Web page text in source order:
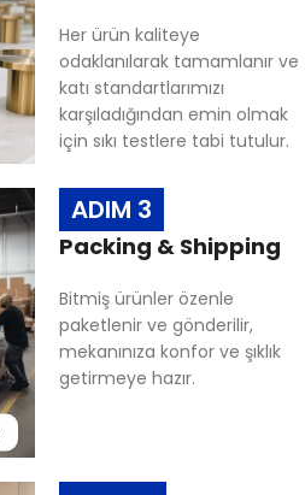
Her ürün kaliteye
odaklanılarak tamamlanır ve
katı standartlarımızı
karşıladığından emin olmak
için sıkı testlere tabi tutulur.
ADIM 3
Packing & Shipping
Bitmiş ürünler özenle
paketlenir ve gönderilir,
mekanınıza konfor ve şıklık
getirmeye hazır.